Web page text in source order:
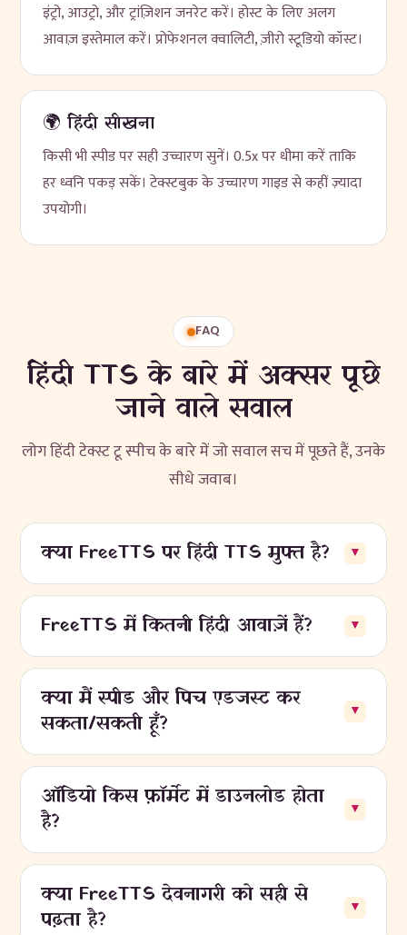
इंट्रो, आउट्रो, और ट्रांज़िशन जनरेट करें। होस्ट के लिए अलग
आवाज़ इस्तेमाल करें। प्रोफेशनल क्वालिटी, ज़ीरो स्टूडियो कॉस्ट।
🌍 हिंदी सीखना
किसी भी स्पीड पर सही उच्चारण सुनें। 0.5x पर धीमा करें ताकि
हर ध्वनि पकड़ सकें। टेक्स्टबुक के उच्चारण गाइड से कहीं ज़्यादा
उपयोगी।
FAQ
हिंदी TTS के बारे में अक्सर पूछे
जाने वाले सवाल
लोग हिंदी टेक्स्ट टू स्पीच के बारे में जो सवाल सच में पूछते हैं, उनके
सीधे जवाब।
क्या FreeTTS पर हिंदी TTS मुफ्त है? ▼
FreeTTS में कितनी हिंदी आवाज़ें हैं? ▼
क्या मैं स्पीड और पिच एडजस्ट कर
सकता/सकती हूँ?
▼
ऑडियो किस फ़ॉर्मेट में डाउनलोड होता
है?
▼
क्या FreeTTS देवनागरी को सही से
पढ़ता है?
▼